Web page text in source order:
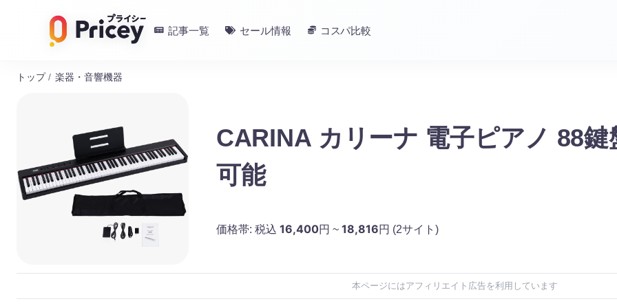
記事一覧 セール情報 コスパ比較
トップ / 楽器・音響機器
CARINA カリーナ 電子ピアノ 88鍵
可能
価格帯: 税込 16,400円 ~ 18,816円 (2サイト)
本ページにはアフィリエイト広告を利用しています